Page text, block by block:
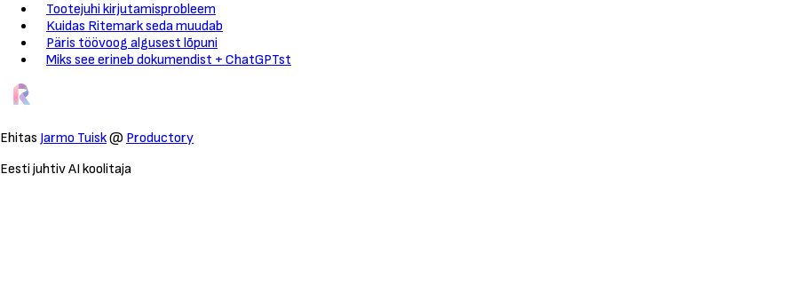
Tootejuhi kirjutamisprobleem
Kuidas Ritemark seda muudab
Päris töövoog algusest lõpuni
Miks see erineb dokumendist + ChatGPTst
Ehitas Jarmo Tuisk@ Productory
Eesti juhtiv AI koolitaja